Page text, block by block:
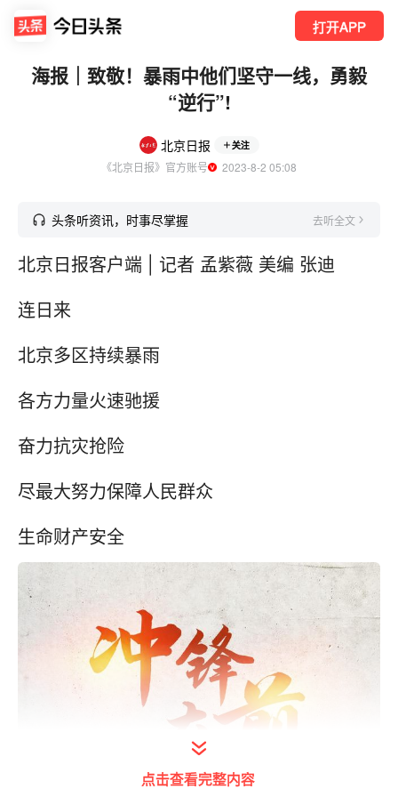
打开APP
海报｜致敬！暴雨中他们坚守一线，勇毅
“逆行”!
北京日报 关注
《北京日报》官方账号
  2023-8-2 05:08
头条听资讯，时事尽掌握 去听全文
北京日报客户端 | 记者 孟紫薇 美编 张迪
连日来
北京多区持续暴雨
各方力量火速驰援
奋力抗灾抢险
尽最大努力保障人民群众
生命财产安全
点击查看完整内容